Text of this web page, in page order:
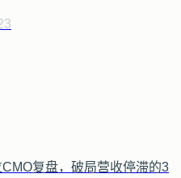
复盘，破局营收停滞的3